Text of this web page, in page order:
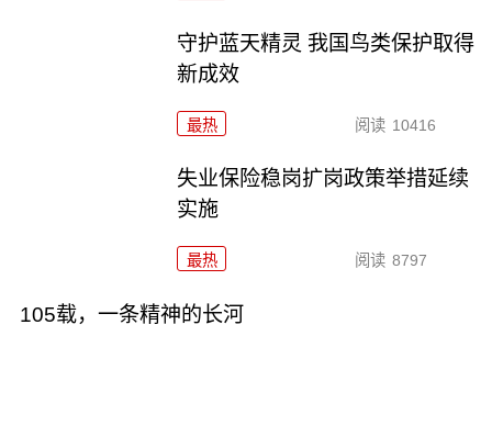
守护蓝天精灵 我国鸟类保护取得
新成效
最热 阅读 10416
失业保险稳岗扩岗政策举措延续
实施
最热 阅读 8797
105载，一条精神的长河